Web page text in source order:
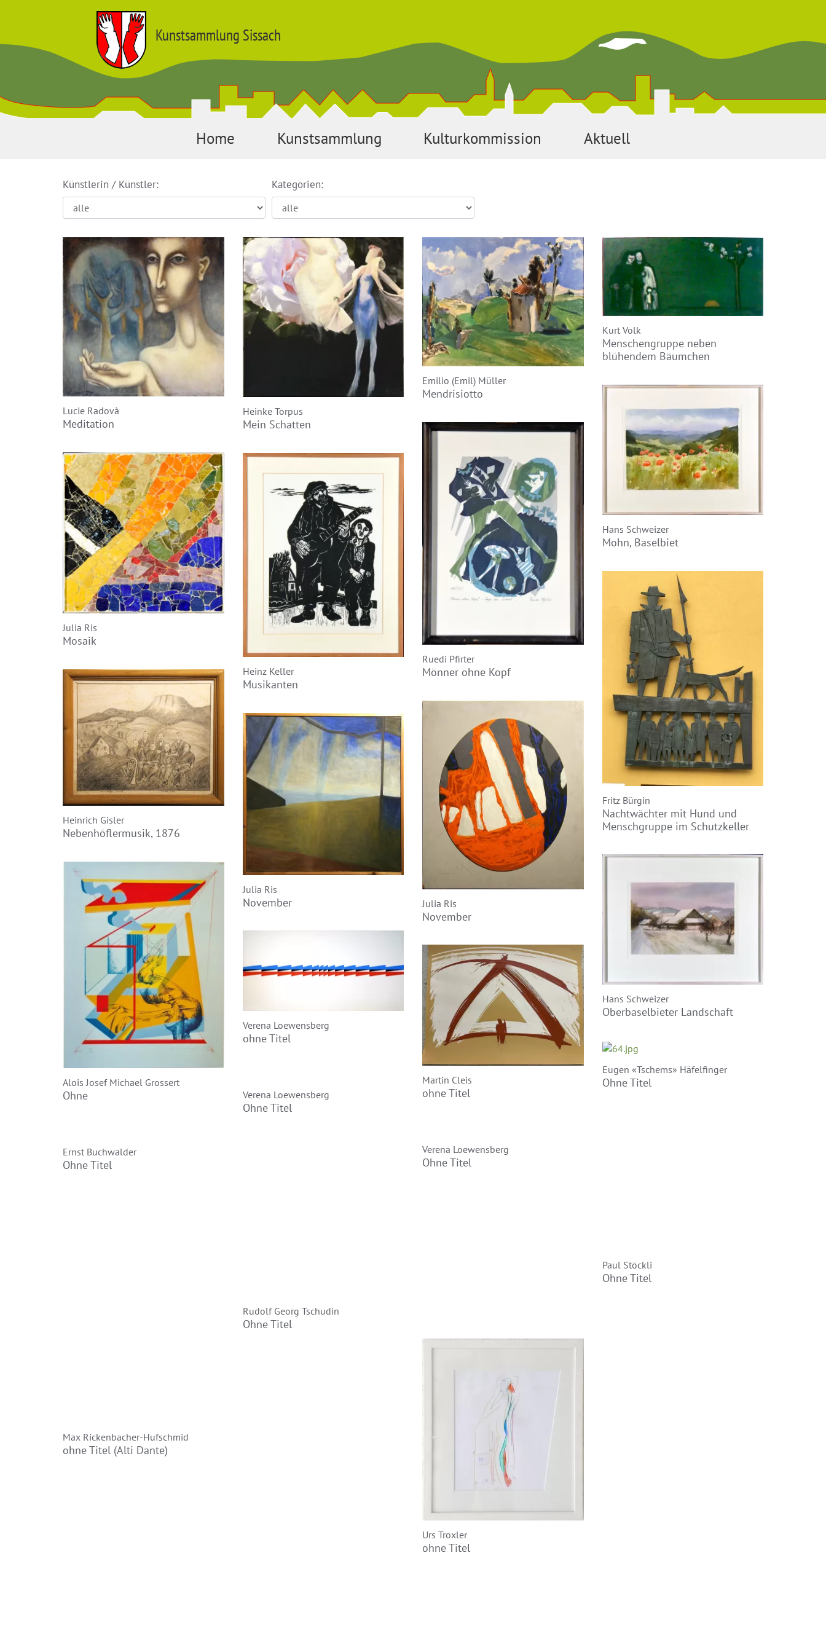
Kunstsammlung Sissach
Home Kunstsammlung Kulturkommission Aktuell
Künstlerin / Künstler: Kategorien:
Lucie Radovà
Meditation
Heinke Torpus
Mein Schatten
Emilio (Emil) Müller
Mendrisiotto
Kurt Volk
Menschengruppe neben
blühendem Bäumchen
Hans Schweizer
Mohn, Baselbiet
Ruedi Pfirter
Mönner ohne Kopf
Julia Ris
Mosaik
Heinz Keller
Musikanten
Fritz Bürgin
Nachtwächter mit Hund und
Menschgruppe im Schutzkeller
Heinrich Gisler
Nebenhöflermusik, 1876
Julia Ris
November
Julia Ris
November
Hans Schweizer
Oberbaselbieter Landschaft
Alois Josef Michael Grossert
Ohne
Verena Loewensberg
ohne Titel
Martin Cleis
ohne Titel
Eugen «Tschems» Häfelfinger
Ohne Titel
Verena Loewensberg
Ohne Titel
Verena Loewensberg
Ohne Titel
Ernst Buchwalder
Ohne Titel
Paul Stöckli
Ohne Titel
Rudolf Georg Tschudin
Ohne Titel
Urs Troxler
ohne Titel
Max Rickenbacher-Hufschmid
ohne Titel (Alti Dante)